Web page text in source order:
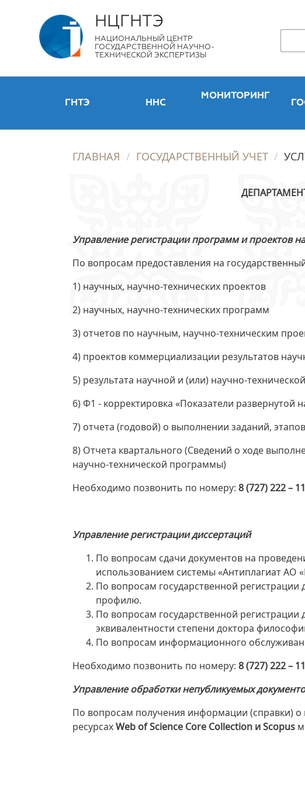
НЦГНТЭ
НАЦИОНАЛЬНЫЙ ЦЕНТР
ГОСУДАРСТВЕННОЙ НАУЧНО-
ТЕХНИЧЕСКОЙ ЭКСПЕРТИЗЫ
ГНТЭ ННС
МОНИТОРИНГ
ГЛАВНАЯ ГОСУДАРСТВЕННЫЙ УЧЕТ
Управление регистрации программ и проектов
По вопросам предоставления на
1) научных, научно-технических проектов
2) научных, научно-технических программ
3) отчетов по научным, научно-техническим
4) проектов коммерциализации результатов
5) результата научной и (или) научно-
6) Ф1 - корректировка «Показатели
7) отчета (годовой) о выполнении заданий,
8) Отчета квартального (Сведений о ходе
научно-технической программы)
Необходимо позвонить по номеру: 8 (727)222 – 11
Управление регистрации диссертаций
По вопросам сдачи документов на
использованием системы «Антиплагиат АО
По вопросам государственной
профилю.
По вопросам государственной
эквивалентности степени доктора
По вопросам информационного
Необходимо позвонить по номеру: 8 (727)222 – 11
Управление обработки непубликуемых
По вопросам получения информации (справки)
ресурсахWeb ofScience Core Collection иScopus